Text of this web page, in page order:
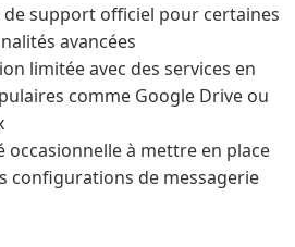
de support officiel pour certaines
avancées
limitée avec des services en
comme Google Drive ou
occasionnelle à mettre en place
configurations de messagerie